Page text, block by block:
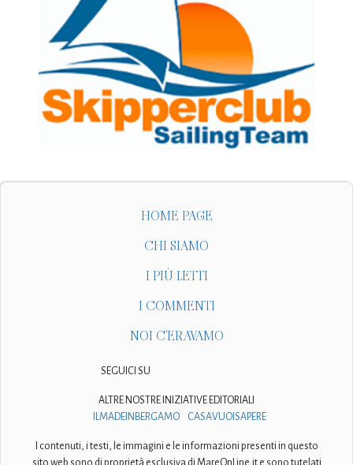
HOME PAGE
CHI SIAMO
I PIÙ LETTI
I COMMENTI
NOI C'ERAVAMO
SEGUICI SU
ALTRE NOSTRE INIZIATIVE EDITORIALI
ILMADEINBERGAMO
CASAVUOISAPERE
I contenuti, i testi, le immagini e le informazioni presenti in questo
sito web sono di proprietà esclusiva di MareOnLine.it e sono tutelati